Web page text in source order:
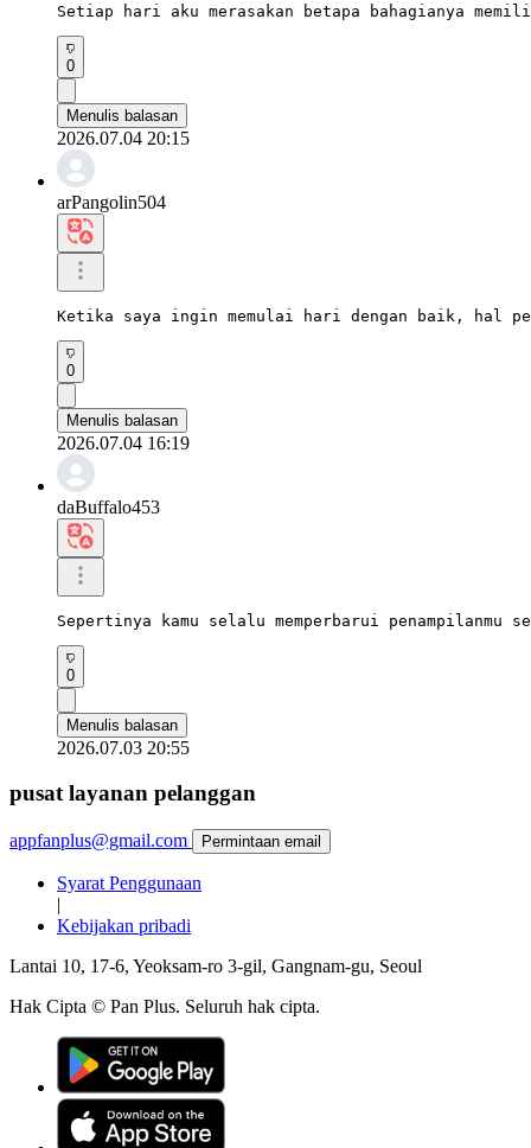
Setiap hari aku merasakan betapa bahagianya
0
Menulis balasan
2026.07.04 20:15
arPangolin504
Ketika saya ingin memulai hari dengan baik, hal
0
Menulis balasan
2026.07.04 16:19
daBuffalo453
Sepertinya kamu selalu memperbarui
0
Menulis balasan
2026.07.03 20:55
pusat layanan pelanggan
appfanplus@gmail.com Permintaan email
Syarat Penggunaan
|
Kebijakan pribadi
Lantai 10, 17-6, Yeoksam-ro 3-gil, Gangnam-gu, Seoul
Hak Cipta © Pan Plus. Seluruh hak cipta.